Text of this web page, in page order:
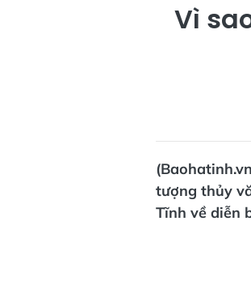
Vì
tượng thủy
Tĩnh về diễn